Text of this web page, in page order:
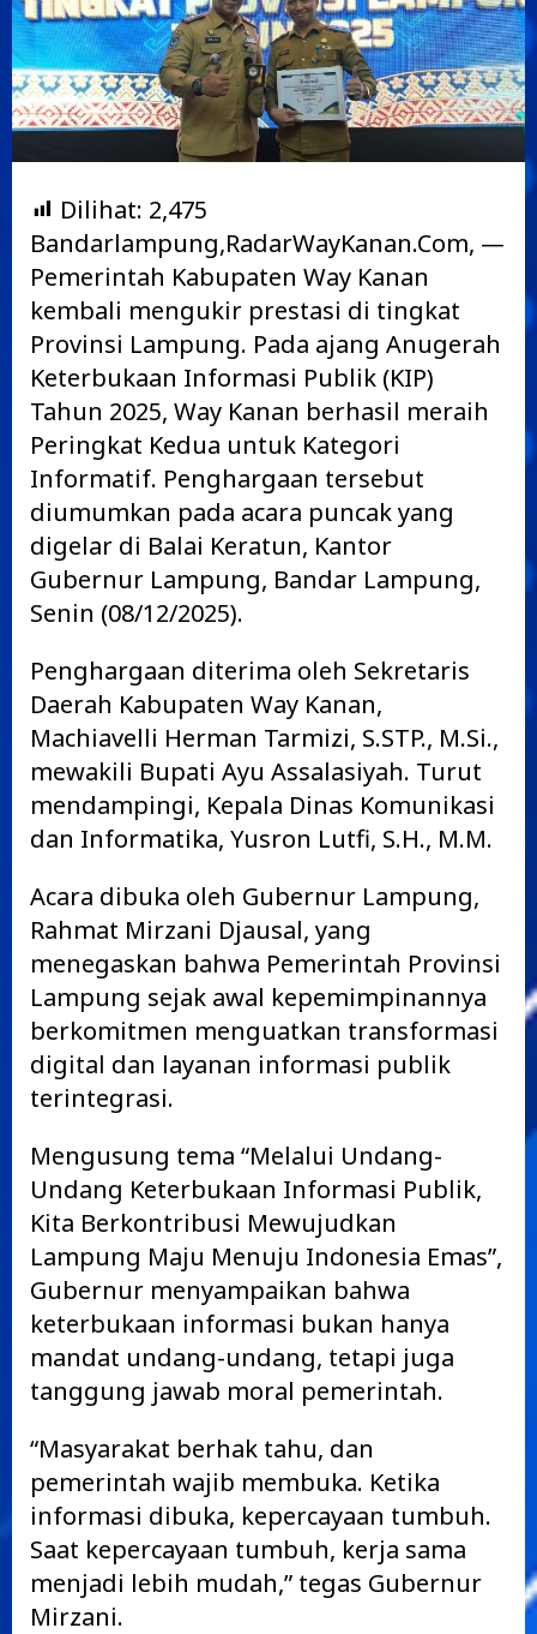
Dilihat: 2,475
Bandarlampung,RadarWayKanan.Com, —
Pemerintah Kabupaten Way Kanan
kembali mengukir prestasi di tingkat
Provinsi Lampung. Pada ajang Anugerah
Keterbukaan Informasi Publik (KIP)
Tahun 2025, Way Kanan berhasil meraih
Peringkat Kedua untuk Kategori
Informatif. Penghargaan tersebut
diumumkan pada acara puncak yang
digelar di Balai Keratun, Kantor
Gubernur Lampung, Bandar Lampung,
Senin (08/12/2025).
Penghargaan diterima oleh Sekretaris
Daerah Kabupaten Way Kanan,
Machiavelli Herman Tarmizi, S.STP., M.Si.,
mewakili Bupati Ayu Assalasiyah. Turut
mendampingi, Kepala Dinas Komunikasi
dan Informatika, Yusron Lutfi, S.H., M.M.
Acara dibuka oleh Gubernur Lampung,
Rahmat Mirzani Djausal, yang
menegaskan bahwa Pemerintah Provinsi
Lampung sejak awal kepemimpinannya
berkomitmen menguatkan transformasi
digital dan layanan informasi publik
terintegrasi.
Mengusung tema “Melalui Undang-
Undang Keterbukaan Informasi Publik,
Kita Berkontribusi Mewujudkan
Lampung Maju Menuju Indonesia Emas”,
Gubernur menyampaikan bahwa
keterbukaan informasi bukan hanya
mandat undang-undang, tetapi juga
tanggung jawab moral pemerintah.
“Masyarakat berhak tahu, dan
pemerintah wajib membuka. Ketika
informasi dibuka, kepercayaan tumbuh.
Saat kepercayaan tumbuh, kerja sama
menjadi lebih mudah,” tegas Gubernur
Mirzani.